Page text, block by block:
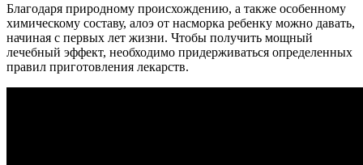
Благодаря природному происхождению, а также особенному
химическому составу, алоэ от насморка ребенку можно давать,
начиная с первых лет жизни. Чтобы получить мощный
лечебный эффект, необходимо придерживаться определенных
правил приготовления лекарств.